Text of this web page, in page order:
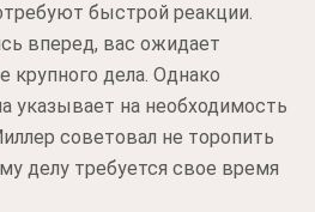
быстрой реакции.
вперед, вас ожидает
дела. Однако
указывает на необходимость
советовал не торопить
делу требуется свое время